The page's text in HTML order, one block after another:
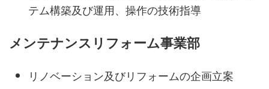
テム構築及び運用、操作の技術指導
メンテナンスリフォーム事業部
リノベーション及びリフォームの企画立案